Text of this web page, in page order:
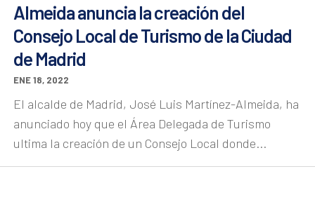
Almeida anuncia la creación del
Consejo Local de Turismo de la Ciudad
de Madrid
ENE 18, 2022
El alcalde de Madrid, José Luis Martínez-Almeida, ha
anunciado hoy que el Área Delegada de Turismo
ultima la creación de un Consejo Local donde...